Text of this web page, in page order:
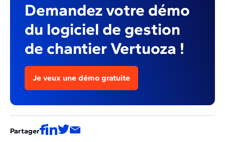
Demandez votre démo
du logiciel de gestion
de chantier Vertuoza !
Je veux une démo gratuite
Partager